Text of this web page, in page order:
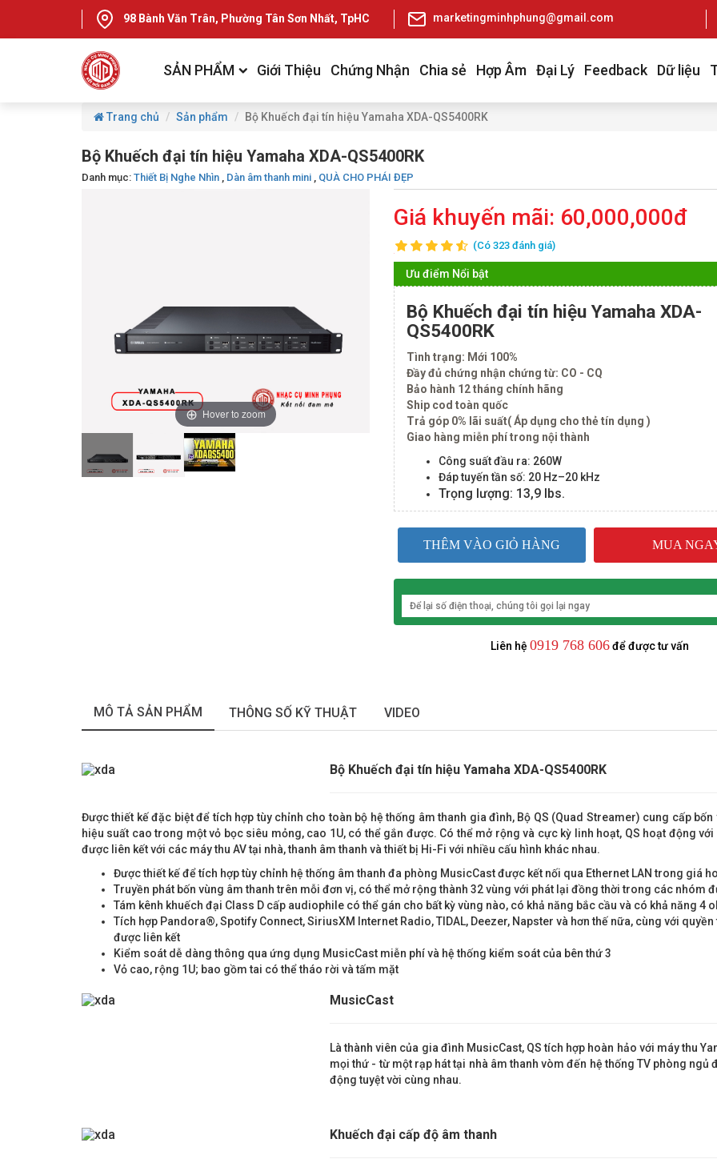
98 Bành Văn Trân, Phường Tân Sơn Nhất, TpHCM marketingminhphung@gmail.com
SẢN PHẨM Giới Thiệu Chứng Nhận Chia sẻ Hợp Âm Đại Lý Feedback Dữ liệu
Trang chủ Sản phẩm Bộ Khuếch đại tín hiệu Yamaha XDA-QS5400RK
Bộ Khuếch đại tín hiệu Yamaha XDA-QS5400RK
Danh mục: Thiết Bị Nghe Nhìn , Dàn âm thanh mini , QUÀ CHO PHÁI ĐẸP
Hover to zoom
Giá khuyến mãi: 60,000,000đ
(Có 323 đánh giá)
Ưu điểm Nổi bật
Bộ Khuếch đại tín hiệu Yamaha XDA-
QS5400RK
Tình trạng: Mới 100%
Đầy đủ chứng nhận chứng từ: CO - CQ
Bảo hành 12 tháng chính hãng
Ship cod toàn quốc
Trả góp 0% lãi suất( Áp dụng cho thẻ tín dụng )
Giao hàng miễn phí trong nội thành
Công suất đầu ra: 260W
Đáp tuyến tần số: 20 Hz–20 kHz
Trọng lượng: 13,9 lbs.
THÊM VÀO GIỎ HÀNG MUA
Liên hệ 0919 768 606để được tư vấn
MÔ TẢ SẢN PHẨM THÔNG SỐ KỸ THUẬT VIDEO
Bộ Khuếch đại tín hiệu Yamaha XDA-QS5400RK
Được thiết kế đặc biệt để tích hợp tùy chỉnh cho toàn bộ hệ thống âm thanh gia đình, Bộ QS (Quad Streamer) cung cấp
hiệu suất cao trong một vỏ bọc siêu mỏng, cao 1U, có thể gắn được. Có thể mở rộng và cực kỳ linh hoạt, QS hoạt động
được liên kết với các máy thu AV tại nhà, thanh âm thanh và thiết bị Hi-Fi với nhiều cấu hình khác nhau.
Được thiết kế để tích hợp tùy chỉnh hệ thống âm thanh đa phòng MusicCast được kết nối qua Ethernet LAN trong giá
Truyền phát bốn vùng âm thanh trên mỗi đơn vị, có thể mở rộng thành 32 vùng với phát lại đồng thời trong các nhóm
Tám kênh khuếch đại Class D cấp audiophile có thể gán cho bất kỳ vùng nào, có khả năng bắc cầu và có khả năng 4
Tích hợp Pandora®, Spotify Connect, SiriusXM Internet Radio, TIDAL, Deezer, Napster và hơn thế nữa, cùng với
được liên kết
Kiểm soát dễ dàng thông qua ứng dụng MusicCast miễn phí và hệ thống kiểm soát của bên thứ 3
Vỏ cao, rộng 1U; bao gồm tai có thể tháo rời và tấm mặt
MusicCast
Là thành viên của gia đình MusicCast, QS tích hợp hoàn hảo với máy thu
mọi thứ - từ một rạp hát tại nhà âm thanh vòm đến hệ thống TV phòng
động tuyệt vời cùng nhau.
Khuếch đại cấp độ âm thanh